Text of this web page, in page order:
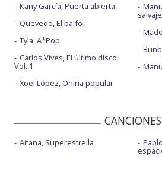
Kany García, Puerta abierta
Quevedo, El baifo
Tyla, A*Pop
Carlos Vives, El último disco
Vol. 1
Xoel López, Oniria popular
CANCIONES
Aitana, Superestrella